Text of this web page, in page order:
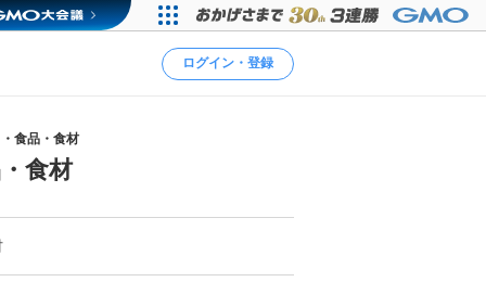
ログイン・登録
食品・食材
食材